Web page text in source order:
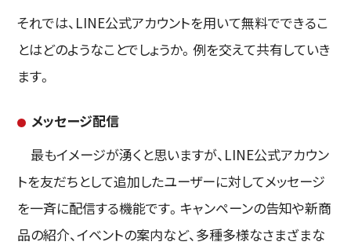
それでは、LINE公式アカウントを用いて無料でできるこ
とはどのようなことでしょうか。例を交えて共有していき
ます。
メッセージ配信
最もイメージが湧くと思いますが、LINE公式アカウン
トを友だちとして追加したユーザーに対してメッセージ
を一斉に配信する機能です。キャンペーンの告知や新商
品の紹介、イベントの案内など、多種多様なさまざまな